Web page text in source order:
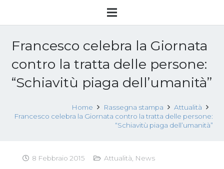
Francesco celebra la Giornata
contro la tratta delle persone:
“Schiavitù piaga dell’umanità”
Home Rassegna stampa
Attualità
Francesco celebra la Giornata contro la tratta delle persone:
“Schiavitù piaga dell’umanità”
8 Febbraio 2015 Attualità News